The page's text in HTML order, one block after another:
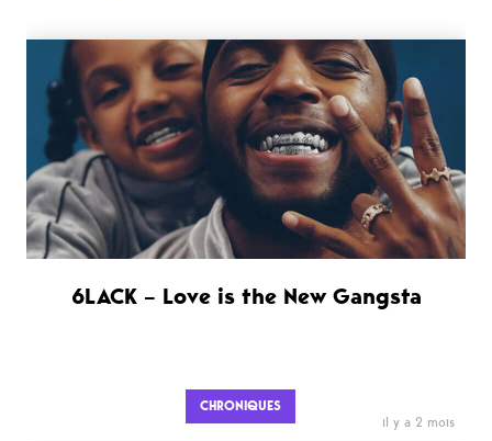
6LACK – Love is the New Gangsta
CHRONIQUES
il y a 2 mois